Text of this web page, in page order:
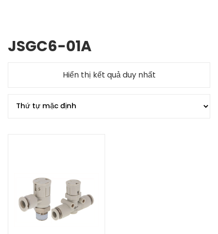
JSGC6-01A
Hiển thị kết quả duy nhất